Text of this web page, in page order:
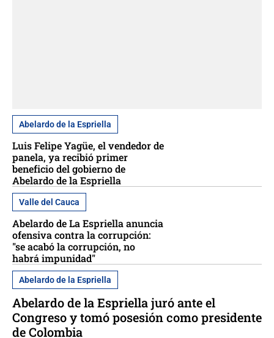
Abelardo de la Espriella
Luis Felipe Yagüe, el vendedor de
panela, ya recibió primer
beneficio del gobierno de
Abelardo de la Espriella
Valle del Cauca
Abelardo de La Espriella anuncia
ofensiva contra la corrupción:
"se acabó la corrupción, no
habrá impunidad"
Abelardo de la Espriella
Abelardo de la Espriella juró ante el
Congreso y tomó posesión como presidente
de Colombia